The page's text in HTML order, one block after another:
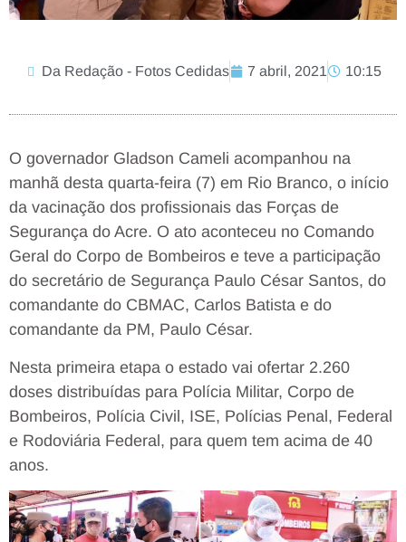
Da Redação - Fotos Cedidas 7 abril, 2021 10:15
O governador Gladson Cameli acompanhou na
manhã desta quarta-feira (7) em Rio Branco, o início
da vacinação dos profissionais das Forças de
Segurança do Acre. O ato aconteceu no Comando
Geral do Corpo de Bombeiros e teve a participação
do secretário de Segurança Paulo César Santos, do
comandante do CBMAC, Carlos Batista e do
comandante da PM, Paulo César.
Nesta primeira etapa o estado vai ofertar 2.260
doses distribuídas para Polícia Militar, Corpo de
Bombeiros, Polícia Civil, ISE, Polícias Penal, Federal
e Rodoviária Federal, para quem tem acima de 40
anos.